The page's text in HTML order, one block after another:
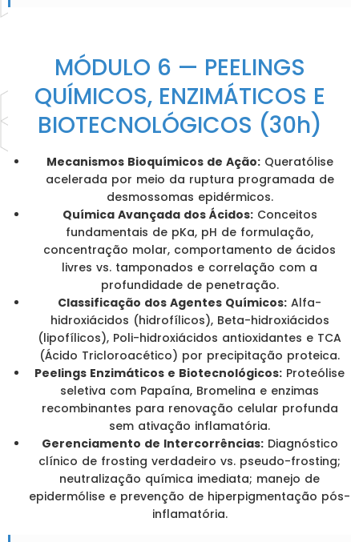
MÓDULO 6 — PEELINGS
QUÍMICOS, ENZIMÁTICOS E
BIOTECNOLÓGICOS (30h)
Mecanismos Bioquímicos de Ação:Queratólise
acelerada por meio da ruptura programada de
desmossomas epidérmicos.
Química Avançada dos Ácidos:Conceitos
fundamentais de pKa, pH de formulação,
concentração molar, comportamento de ácidos
livres vs. tamponados e correlação com a
profundidade de penetração.
Classificação dos Agentes Químicos: Alfa-
hidroxiácidos (hidrofílicos), Beta-hidroxiácidos
(lipofílicos), Poli-hidroxiácidos antioxidantes e TCA
(Ácido Tricloroacético) por precipitação proteica.
Peelings Enzimáticos e Biotecnológicos: Proteólise
seletiva com Papaína, Bromelina e enzimas
recombinantes para renovação celular profunda
sem ativação inflamatória.
Gerenciamento de Intercorrências:Diagnóstico
clínico de frosting verdadeiro vs. pseudo-frosting;
neutralização química imediata; manejo de
epidermólise e prevenção de hiperpigmentação pós-
inflamatória.